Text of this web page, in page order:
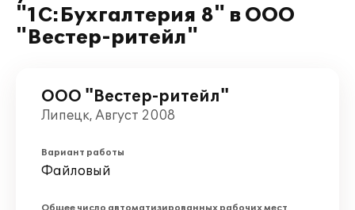
"1С:Бухгалтерия 8" в ООО
"Вестер-ритейл"
ООО "Вестер-ритейл"
Липецк, Август 2008
Вариант работы
Файловый